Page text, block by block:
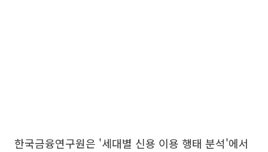
한국금융연구원은 '세대별 신용 이용 행태 분석'에서